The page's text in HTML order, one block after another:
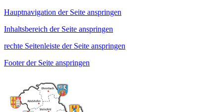
Hauptnavigation der Seite anspringen
Inhaltsbereich der Seite anspringen
rechte Seitenleiste der Seite anspringen
Footer der Seite anspringen